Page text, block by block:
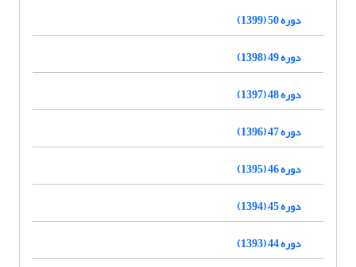
دوره 50 (1399)
دوره 49 (1398)
دوره 48 (1397)
دوره 47 (1396)
دوره 46 (1395)
دوره 45 (1394)
دوره 44 (1393)